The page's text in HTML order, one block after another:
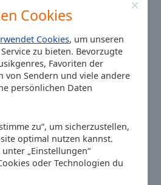
Cookies
Cookies, um unseren
zu bieten. Bevorzugte
Favoriten der
von Sendern und viele andere
persönlichen Daten
zu“, um sicherzustellen,
optimal nutzen kannst.
„Einstellungen“
oder Technologien du
wir Radio lieben. Weil wir jeden
sind. Radio SXG ist mehr als ein
ein Treffpunkt, ein
X-GENERATION · SXG
x.de